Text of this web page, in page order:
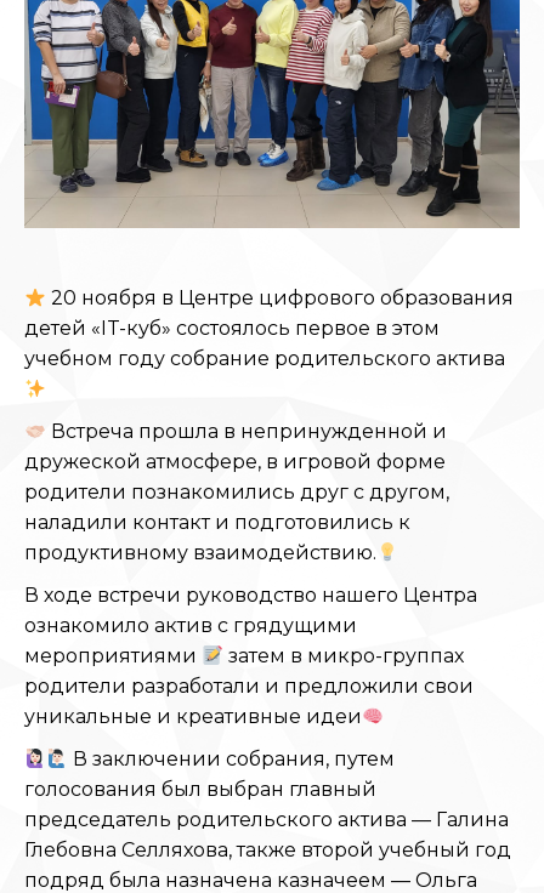
20 ноября в Центре цифрового образования
детей «IT-куб» состоялось первое в этом
учебном году собрание родительского актива
Встреча прошла в непринужденной и
дружеской атмосфере, в игровой форме
родители познакомились друг с другом,
наладили контакт и подготовились к
продуктивному взаимодействию.
В ходе встречи руководство нашего Центра
ознакомило актив с грядущими
мероприятиями
затем в микро-группах
родители разработали и предложили свои
уникальные и креативные идеи
В заключении собрания, путем
голосования был выбран главный
председатель родительского актива — Галина
Глебовна Селляхова, также второй учебный год
подряд была назначена казначеем — Ольга